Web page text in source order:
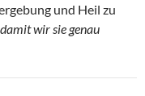
und Heil zu
wir sie genau